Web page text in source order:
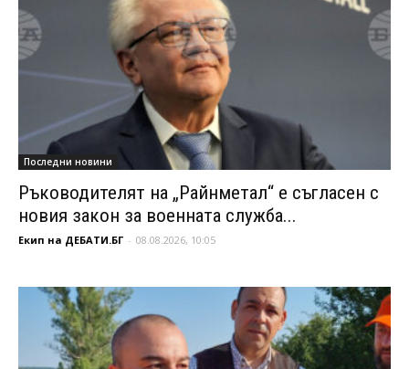
Последни новини
Ръководителят на „Райнметал“ е съгласен с
новия закон за военната служба...
Екип на ДЕБАТИ.БГ - 08.08.2026, 10:05